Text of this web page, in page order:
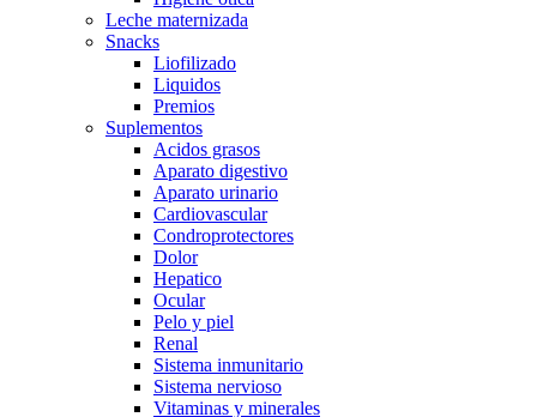
Leche maternizada
Snacks
Liofilizado
Liquidos
Premios
Suplementos
Acidos grasos
Aparato digestivo
Aparato urinario
Cardiovascular
Condroprotectores
Dolor
Hepatico
Ocular
Pelo y piel
Renal
Sistema inmunitario
Sistema nervioso
Vitaminas y minerales